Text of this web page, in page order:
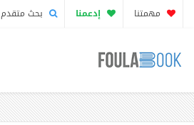
مهمتنا إدعمنا بحث متقدم